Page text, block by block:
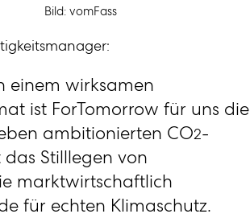
Bild: vomFass
einem wirksamen
ist ForTomorrow für uns die
ambitionierten CO2-
das Stilllegen von
marktwirtschaftlich
für echten Klimaschutz.